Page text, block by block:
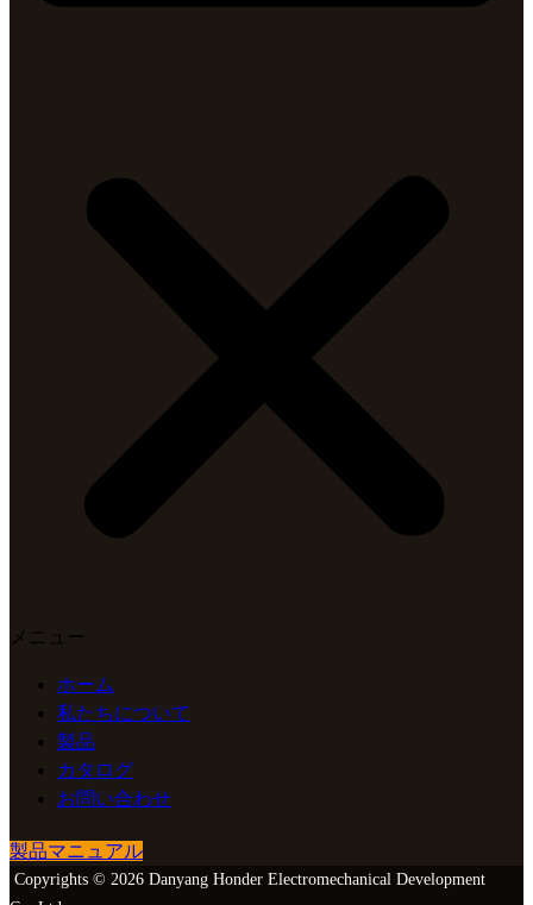
メニュー
ホーム
私たちについて
製品
カタログ
お問い合わせ
製品マニュアル
Copyrights © 2026 Danyang Honder Electromechanical Development